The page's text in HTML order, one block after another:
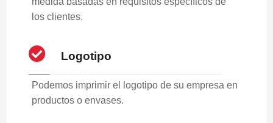
los clientes.
Logotipo
Podemos imprimir el logotipo de su empresa en
productos o envases.